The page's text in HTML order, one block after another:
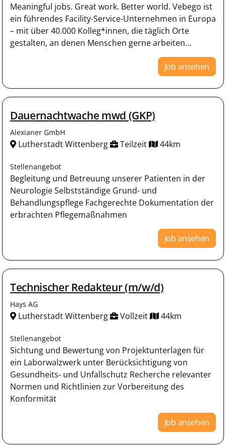
Meaningful jobs. Great work. Better world. Vebego ist
ein führendes Facility-Service-Unternehmen in Europa
– mit über 40.000 Kolleg*innen, die täglich Orte
gestalten, an denen Menschen gerne arbeiten...
Job ansehen
Dauernachtwache mwd (GKP)
Alexianer GmbH
Lutherstadt Wittenberg Teilzeit 44km
Stellenangebot
Begleitung und Betreuung unserer Patienten in der
Neurologie Selbstständige Grund- und
Behandlungspflege Fachgerechte Dokumentation der
erbrachten Pflegemaßnahmen
Job ansehen
Technischer Redakteur (m/w/d)
Hays AG
Lutherstadt Wittenberg Vollzeit 44km
Stellenangebot
Sichtung und Bewertung von Projektunterlagen für
ein Laborwalzwerk unter Berücksichtigung von
Gesundheits- und Unfallschutz Recherche relevanter
Normen und Richtlinien zur Vorbereitung des
Konformität
Job ansehen